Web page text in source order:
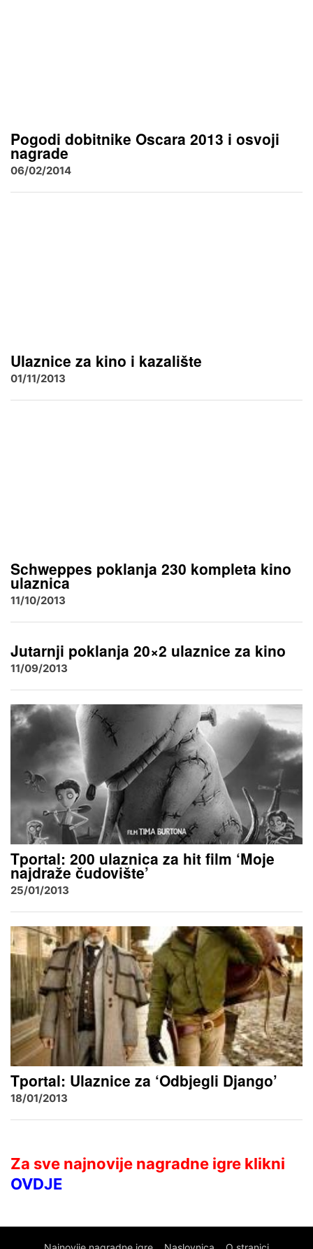
Pogodi dobitnike Oscara 2013 i osvoji
nagrade
06/02/2014
Ulaznice za kino i kazalište
01/11/2013
Schweppes poklanja 230 kompleta kino
ulaznica
11/10/2013
Jutarnji poklanja 20×2 ulaznice za kino
11/09/2013
Tportal: 200 ulaznica za hit film ‘Moje
najdraže čudovište’
25/01/2013
Tportal: Ulaznice za ‘Odbjegli Django’
18/01/2013
Za sve najnovije nagradne igre klikni
OVDJE